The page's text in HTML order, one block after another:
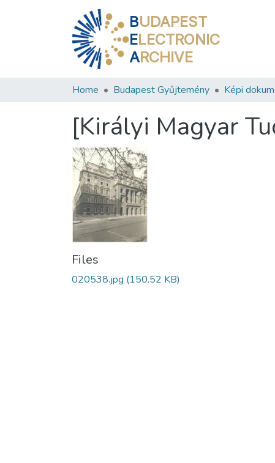
BUDAPEST
ELECTRONIC
ARCHIVE
Home Budapest Gyűjtemény Képi
[Királyi Magyar
Files
020538.jpg (150.52 KB)